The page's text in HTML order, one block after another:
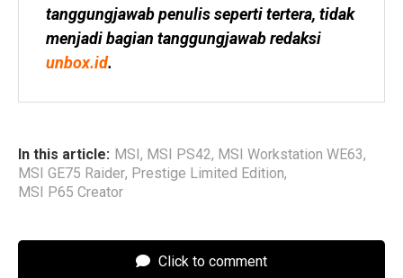
tanggungjawab penulis seperti tertera, tidak
unbox.id.
In this article: MSI, MSI PS42, MSI Workstation WE63,
MSI GE75 Raider, Prestige Limited Edition,
MSI P65 Creator
Click to comment